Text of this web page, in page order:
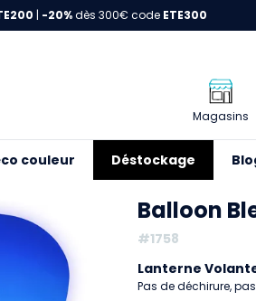
| -20%dès 300€ code ETE300
Magasins
couleur Déstockage
Balloon
#1758
Lanterne
Pas de déchirure,